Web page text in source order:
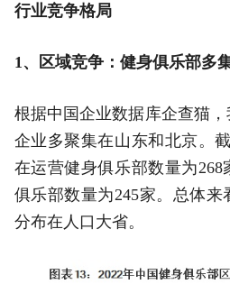
行业竞争格局
1、区域竞争：健身俱乐部多
根据中国企业数据库企查猫
企业多聚集在山东和北京。
在运营健身俱乐部数量为
俱乐部数量为245家。总体来
分布在人口大省。